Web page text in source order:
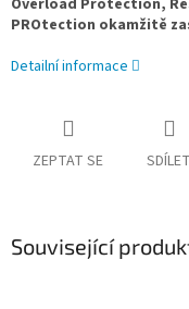
Overload Protection,
PROtection okamžitě
Detailní informace
ZEPTAT SE SDÍLET
Související